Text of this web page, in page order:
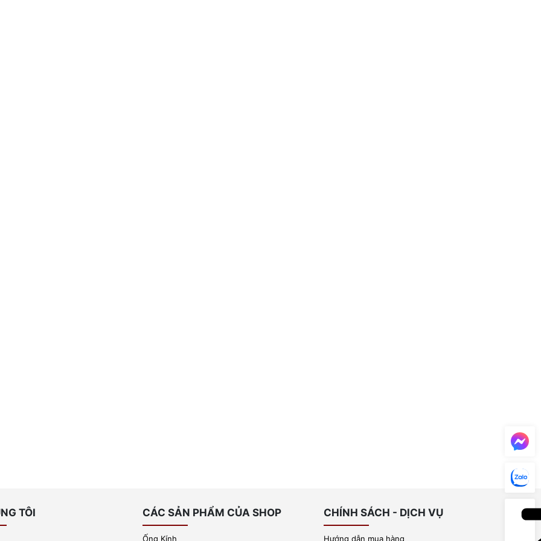
TÔI CÁC SẢN PHẨM CỦA SHOP
Ống Kính
CHÍNH SÁCH - DỊCH VỤ
Hướng dẫn mua hàng